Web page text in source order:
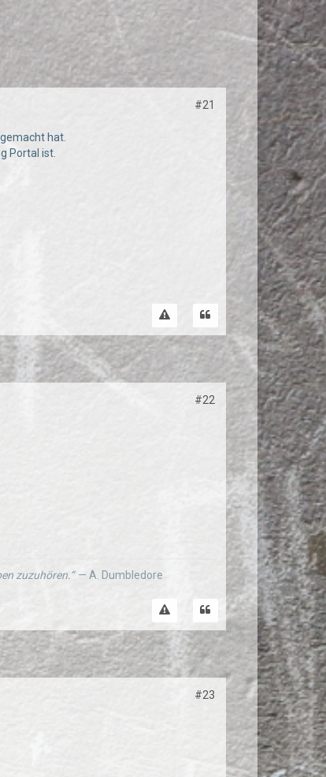
#21
hat.
Portal ist.
#22
zuzuhören.“ — A. Dumbledore
#23